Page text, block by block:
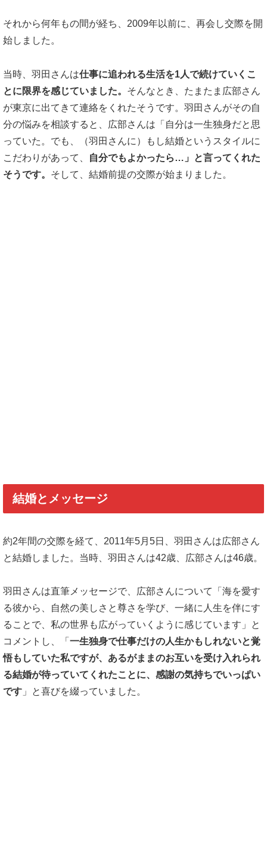
それから何年もの間が経ち、2009年以前に、再会し交際を開
始しました。
当時、羽田さんは仕事に追われる生活を1人で続けていくこ
とに限界を感じていました。 そんなとき、たまたま広部さん
が東京に出てきて連絡をくれたそうです。羽田さんがその自
分の悩みを相談すると、広部さんは「自分は一生独身だと思
っていた。でも、（羽田さんに）もし結婚というスタイルに
こだわりがあって、
自分でもよかったら…」と言ってくれた
そうです。 そして、結婚前提の交際が始まりました。
結婚とメッセージ
約2年間の交際を経て、2011年5月5日、羽田さんは広部さん
と結婚しました。当時、羽田さんは42歳、広部さんは46歳。
羽田さんは直筆メッセージで、広部さんについて「海を愛す
る彼から、自然の美しさと尊さを学び、一緒に人生を伴にす
ることで、私の世界も広がっていくように感じています」と
コメントし、「 一生独身で仕事だけの人生かもしれないと覚
悟もしていた私ですが、あるがままのお互いを受け入れられ
る結婚が待っていてくれたことに、感謝の気持ちでいっぱい
です 」と喜びを綴っていました。